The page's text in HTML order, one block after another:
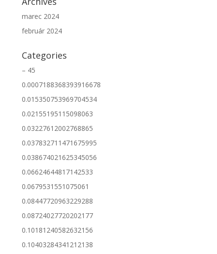
marec 2024
február 2024
Categories
– 45
0.0007188368393916678
0.015350753969704534
0.02155195115098063
0.03227612002768865
0.037832711471675995
0.038674021625345056
0.06624644817142533
0.0679531551075061
0.08447720963229288
0.08724027720202177
0.10181240582632156
0.10403284341212138